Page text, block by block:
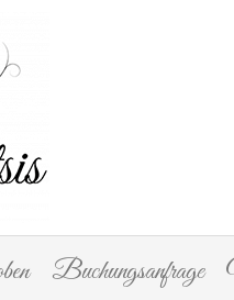
Buchungsanfrage